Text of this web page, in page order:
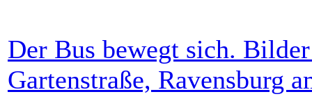
Der Bus bewegt sich.
Gartenstraße, Ravensburg